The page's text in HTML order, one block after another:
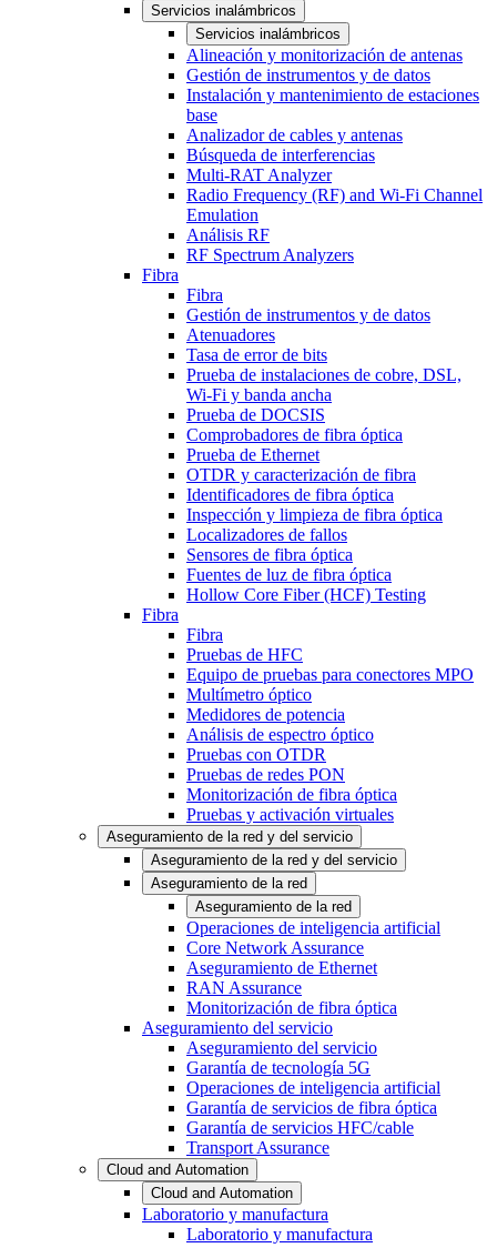
Servicios inalámbricos
Servicios inalámbricos
Alineación y monitorización de antenas
Gestión de instrumentos y de datos
Instalación y mantenimiento de estaciones
base
Analizador de cables y antenas
Búsqueda de interferencias
Multi-RAT Analyzer
Radio Frequency (RF) and Wi-Fi Channel
Emulation
Análisis RF
RF Spectrum Analyzers
Fibra
Fibra
Gestión de instrumentos y de datos
Atenuadores
Tasa de error de bits
Prueba de instalaciones de cobre, DSL,
Wi-Fi y banda ancha
Prueba de DOCSIS
Comprobadores de fibra óptica
Prueba de Ethernet
OTDR y caracterización de fibra
Identificadores de fibra óptica
Inspección y limpieza de fibra óptica
Localizadores de fallos
Sensores de fibra óptica
Fuentes de luz de fibra óptica
Hollow Core Fiber (HCF) Testing
Fibra
Fibra
Pruebas de HFC
Equipo de pruebas para conectores MPO
Multímetro óptico
Medidores de potencia
Análisis de espectro óptico
Pruebas con OTDR
Pruebas de redes PON
Monitorización de fibra óptica
Pruebas y activación virtuales
Aseguramiento de la red y del servicio
Aseguramiento de la red y del servicio
Aseguramiento de la red
Aseguramiento de la red
Operaciones de inteligencia artificial
Core Network Assurance
Aseguramiento de Ethernet
RAN Assurance
Monitorización de fibra óptica
Aseguramiento del servicio
Aseguramiento del servicio
Garantía de tecnología 5G
Operaciones de inteligencia artificial
Garantía de servicios de fibra óptica
Garantía de servicios HFC/cable
Transport Assurance
Cloud and Automation
Cloud and Automation
Laboratorio y manufactura
Laboratorio y manufactura